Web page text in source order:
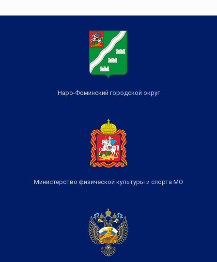
Наро-Фоминский городской округ
Министерство физической культуры и спорта МО